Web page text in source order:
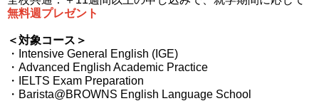
無料週プレゼント
＜対象コース＞
・Intensive General English (IGE)
・Advanced English Academic Practice
・IELTS Exam Preparation
・Barista@BROWNS English Language School